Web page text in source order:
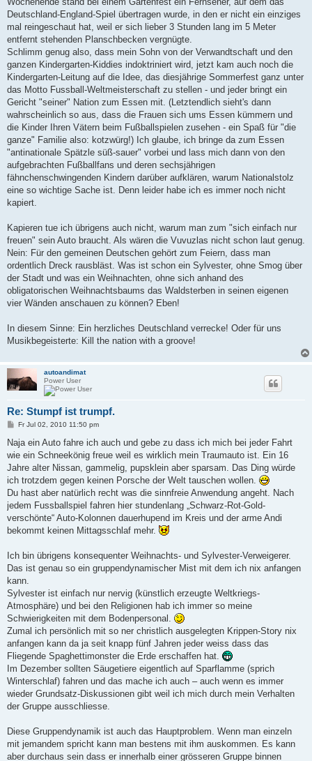
Deutschland-England-Spiel übertragen wurde, in den er nicht ein einziges
mal reingeschaut hat, weil er sich lieber 3 Stunden lang im 5 Meter
entfernt stehenden Planschbecken vergnügte.
Schlimm genug also, dass mein Sohn von der Verwandtschaft und den
ganzen Kindergarten-Kiddies indoktriniert wird, jetzt kam auch noch die
Kindergarten-Leitung auf die Idee, das diesjährige Sommerfest ganz unter
das Motto Fussball-Weltmeisterschaft zu stellen - und jeder bringt ein
Gericht "seiner" Nation zum Essen mit. (Letztendlich sieht's dann
wahrscheinlich so aus, dass die Frauen sich ums Essen kümmern und
die Kinder Ihren Vätern beim Fußballspielen zusehen - ein Spaß für "die
ganze" Familie also: kotzwürg!) Ich glaube, ich bringe da zum Essen
"antinationale Spätzle süß-sauer" vorbei und lass mich dann von den
aufgebrachten Fußballfans und deren sechsjährigen
fähnchenschwingenden Kindern darüber aufklären, warum Nationalstolz
eine so wichtige Sache ist. Denn leider habe ich es immer noch nicht
kapiert.
Kapieren tue ich übrigens auch nicht, warum man zum "sich einfach nur
freuen" sein Auto braucht. Als wären die Vuvuzlas nicht schon laut genug.
Nein: Für den gemeinen Deutschen gehört zum Feiern, dass man
ordentlich Dreck rausbläst. Was ist schon ein Sylvester, ohne Smog über
der Stadt und was ein Weihnachten, ohne sich anhand des
obligatorischen Weihnachtsbaums das Waldsterben in seinen eigenen
vier Wänden anschauen zu können? Eben!
In diesem Sinne: Ein herzliches Deutschland verrecke! Oder für uns
Musikbegeisterte: Kill the nation with a groove!
autoandimat
Power User
Re: Stumpf ist trumpf.
B
i
r
a
Fr Jul 02, 2010 11:50 pm
Naja ein Auto fahre ich auch und gebe zu dass ich mich bei jeder Fahrt
wie ein Schneekönig freue weil es wirklich mein Traumauto ist. Ein 16
Jahre alter Nissan, gammelig, pupsklein aber sparsam. Das Ding würde
ich trotzdem gegen keinen Porsche der Welt tauschen wollen.
Du hast aber natürlich recht was die sinnfreie Anwendung angeht. Nach
jedem Fussballspiel fahren hier stundenlang „Schwarz-Rot-Gold-
verschönte“ Auto-Kolonnen dauerhupend im Kreis und der arme Andi
bekommt keinen Mittagsschlaf mehr.
Ich bin übrigens konsequenter Weihnachts- und Sylvester-Verweigerer.
Das ist genau so ein gruppendynamischer Mist mit dem ich nix anfangen
kann.
Sylvester ist einfach nur nervig (künstlich erzeugte Weltkriegs-
Atmosphäre) und bei den Religionen hab ich immer so meine
Schwierigkeiten mit dem Bodenpersonal.
Zumal ich persönlich mit so ner christlich ausgelegten Krippen-Story nix
anfangen kann da ja seit knapp fünf Jahren jeder weiss dass das
Fliegende Spaghettimonster die Erde erschaffen hat.
Im Dezember sollten Säugetiere eigentlich auf Sparflamme (sprich
Winterschlaf) fahren und das mache ich auch – auch wenn es immer
wieder Grundsatz-Diskussionen gibt weil ich mich durch mein Verhalten
der Gruppe ausschliesse.
Diese Gruppendynamik ist auch das Hauptproblem. Wenn man einzeln
mit jemandem spricht kann man bestens mit ihm auskommen. Es kann
aber durchaus sein dass er innerhalb einer grösseren Gruppe binnen